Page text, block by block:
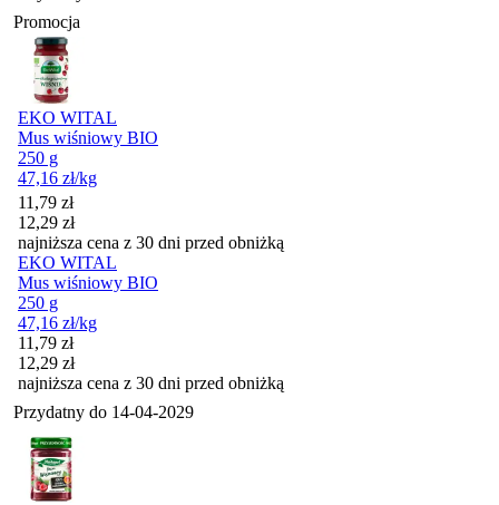
Promocja
EKO WITAL
Mus wiśniowy BIO
250 g
47,16 zł/kg
Cena promocyjna
11,79 zł
12,29 zł
najniższa cena z 30 dni przed obniżką
EKO WITAL
Mus wiśniowy BIO
250 g
47,16 zł/kg
Cena promocyjna
11,79 zł
12,29 zł
najniższa cena z 30 dni przed obniżką
Przydatny do 14-04-2029